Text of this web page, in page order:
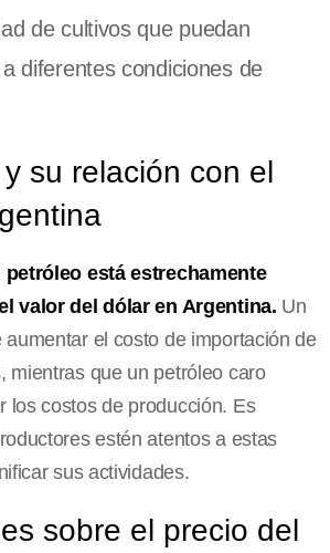
de cultivos que puedan
diferentes condiciones de
su relación con el
está estrechamente
valor del dólar en Argentina. Un
el costo de importación de
mientras que un petróleo caro
los costos de producción. Es
estén atentos a estas
sus actividades.
sobre el precio del